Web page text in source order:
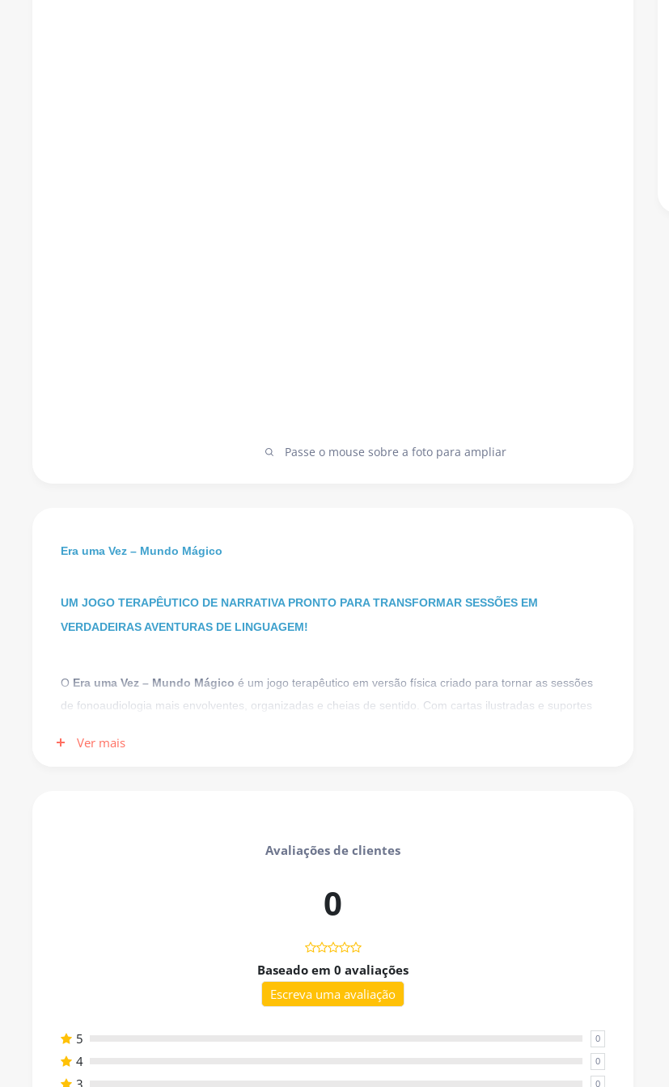
Passe o mouse sobre a foto para ampliar
Era uma Vez – Mundo Mágico
UM JOGO TERAPÊUTICO DE NARRATIVA PRONTO PARA TRANSFORMAR SESSÕES EM
VERDADEIRAS AVENTURAS DE LINGUAGEM!
O Era uma Vez – Mundo Mágico é um jogo terapêutico em versão física criado para tornar as sessões
de fonoaudiologia mais envolventes, organizadas e cheias de sentido. Com cartas ilustradas e suportes
usandopersonagens encantados, cenários mágicos, objetos extraordinários, emoções e climas
Além de trabalhar linguagem oral, vocabulário e organização narrativa, o jogo favorece habilidades como
flexibilidade cognitiva, teoria da mente, estruturação de discurso e expressão emocional
desenvolvimento típico e também para crianças com
, adaptando-se a diferentes idades e níveis de linguagem.
É a ferramenta perfeita para fonoaudiólogos, psicopedagogos, professores e famílias que buscam um
Ver mais
Avaliações de clientes
0
Baseado em 0 avaliações
Escreva uma avaliação
5 0
4 0
0